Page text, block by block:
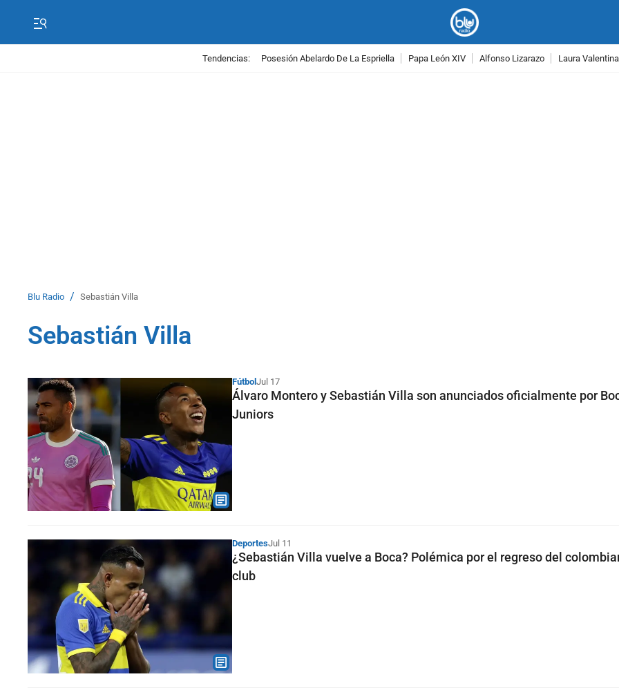
Tendencias: Posesión Abelardo De La Espriella Papa León XIV Alfonso Lizarazo Laura
Blu Radio / Sebastián Villa
Sebastián Villa
Fútbol Jul 17
Álvaro Montero y Sebastián Villa son anunciados oficialmente por
Juniors
DeportesJul 11
¿Sebastián Villa vuelve a Boca? Polémica por el regreso del
club